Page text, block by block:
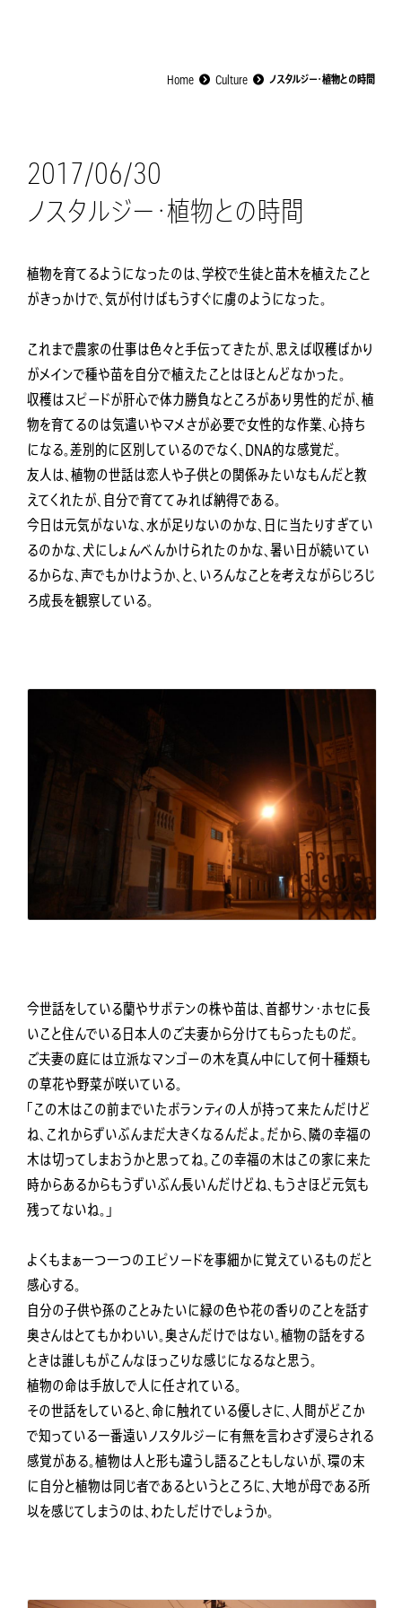
Home Culture ノスタルジー・植物との時間
2017/06/30
ノスタルジー・植物との時間
植物を育てるようになったのは、学校で生徒と苗木を植えたこと
がきっかけで、気が付けばもうすぐに虜のようになった。
これまで農家の仕事は色々と手伝ってきたが、思えば収穫ばかり
がメインで種や苗を自分で植えたことはほとんどなかった。
収穫はスピードが肝心で体力勝負なところがあり男性的だが、植
物を育てるのは気遣いやマメさが必要で女性的な作業、心持ち
になる。差別的に区別しているのでなく、DNA的な感覚だ。
友人は、植物の世話は恋人や子供との関係みたいなもんだと教
えてくれたが、自分で育ててみれば納得である。
今日は元気がないな、水が足りないのかな、日に当たりすぎてい
るのかな、犬にしょんべんかけられたのかな、暑い日が続いてい
るからな、声でもかけようか、と、いろんなことを考えながらじろじ
ろ成長を観察している。
今世話をしている蘭やサボテンの株や苗は、首都サン・ホセに長
いこと住んでいる日本人のご夫妻から分けてもらったものだ。
ご夫妻の庭には立派なマンゴーの木を真ん中にして何十種類も
の草花や野菜が咲いている。
「この木はこの前までいたボランティの人が持って来たんだけど
ね、これからずいぶんまだ大きくなるんだよ。だから、隣の幸福の
木は切ってしまおうかと思ってね。この幸福の木はこの家に来た
時からあるからもうずいぶん長いんだけどね、もうさほど元気も
残ってないね。」
よくもまぁ一つ一つのエピソードを事細かに覚えているものだと
感心する。
自分の子供や孫のことみたいに緑の色や花の香りのことを話す
奥さんはとてもかわいい。奥さんだけではない。植物の話をする
ときは誰しもがこんなほっこりな感じになるなと思う。
植物の命は手放しで人に任されている。
その世話をしていると、命に触れている優しさに、人間がどこか
で知っている一番遠いノスタルジーに有無を言わさず浸らされる
感覚がある。植物は人と形も違うし語ることもしないが、環の末
に自分と植物は同じ者であるというところに、大地が母である所
以を感じてしまうのは、わたしだけでしょうか。